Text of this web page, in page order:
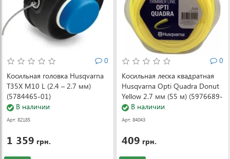
0
Косильная головка Husqvarna
T35Х M10 L (2.4 – 2.7 мм)
(5784465-01)
В наличии
Арт: 82185
1 359 грн.
0
Косильная леска квадратная
Husqvarna Opti Quadra Donut
Yellow 2.7 мм (55 м) (5976689-
10)В наличии
Арт: 84043
409 грн.